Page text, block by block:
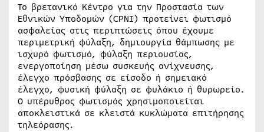
Το βρετανικό Κέντρο για την Προστασία των
Εθνικών Υποδομών (CPNI) προτείνει φωτισμό
ασφαλείας στις περιπτώσεις όπου έχουμε
περιμετρική φύλαξη, δημιουργία θάμπωσης με
ισχυρό φωτισμό, φύλαξη περιουσίας,
ενεργοποίηση μέσω συσκευής ανίχνευσης,
έλεγχο πρόσβασης σε είσοδο ή σημειακό
έλεγχο, φυσική φύλαξη σε φυλάκιο ή θυρωρείο.
Ο υπέρυθρος φωτισμός χρησιμοποιείται
αποκλειστικά σε κλειστά κυκλώματα επιτήρησης
τηλεόρασης.